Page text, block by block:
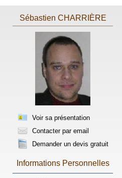
Sébastien CHARRIÈRE
Voir sa présentation
Contacter par email
Demander un devis gratuit
Informations Personnelles